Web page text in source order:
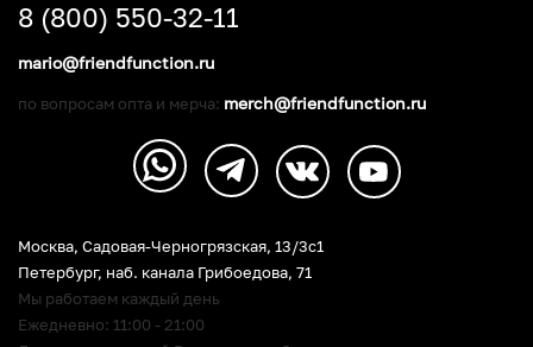
Москва, Садовая-Черногрязская, 13/3c1
Петербург, наб. канала Грибоедова, 71
Мы работаем каждый день
Ежедневно: 11:00 - 21:00
8 (800) 550-32-11
mario@friendfunction.ru
по вопросам опта и мерча: merch@friendfunction.ru